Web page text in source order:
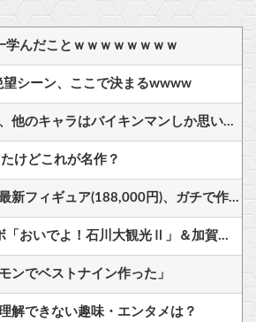
学んだことｗｗｗｗｗｗｗｗ
望シーン、ここで決まるwwww
『フリーザ』の声優、他のキャラはバイキンマンしか思い浮かばないｗｗ
けどこれが名作？
【画像】キャミイの最新フィギュア(188,000円)、ガチで作り込みがエグすぎる
蓮ノ空×石川県コラボ「おいでよ！石川大観光Ⅱ」＆加賀温泉郷コラボが本日8/10同時スタート！詳細まとめ【ラブライブ！】
ンでベストナイン作った」
解できない趣味・エンタメは？